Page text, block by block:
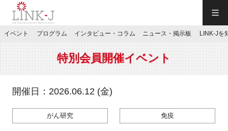
JP／EN
特別会員専用メニュー
イベント プログラム インタビュー・コラム ニュース・掲示板 LINK-Jを
特別会員開催イベント
開催日：2026.06.12 (金)
がん研究 免疫